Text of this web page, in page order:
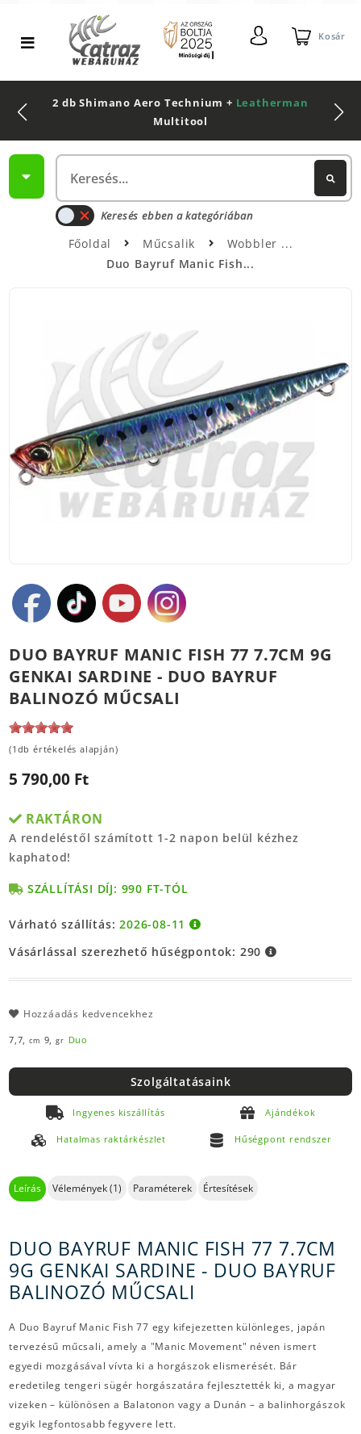
Kosár
2 db Shimano Aero Technium + Leatherman
Multitool
Keresés ebben a kategóriában
Főoldal Műcsalik
Wobbler
Duo Bayruf Manic Fish...
DUO BAYRUF MANIC FISH 77 7.7CM 9G
GENKAI SARDINE - DUO BAYRUF
BALINOZÓ MŰCSALI
(1db értékelés alapján)
5 790,00 Ft
RAKTÁRON
A rendeléstől számított 1-2 napon belül kézhez
kaphatod!
SZÁLLÍTÁSI DÍJ: 990 FT-TÓL
Várható szállítás:2026-08-11
Vásárlással szerezhető hűségpontok: 290
Hozzáadás kedvencekhez
7,7, cm 9,gr Duo
Szolgáltatásaink
Ingyenes kiszállítás Ajándékok
Hatalmas raktárkészlet Hűségpont rendszer
Leírás Vélemények (1) Paraméterek Értesítések
DUO BAYRUF MANIC FISH 77 7.7CM
9G GENKAI SARDINE - DUO BAYRUF
BALINOZÓ MŰCSALI
A Duo Bayruf Manic Fish 77 egy kifejezetten különleges, japán
tervezésű műcsali, amely a "Manic Movement" néven ismert
egyedi mozgásával vívta ki a horgászok elismerését. Bár
eredetileg tengeri sügér horgászatára fejlesztették ki, a magyar
vizeken – különösen a Balatonon vagy a Dunán – a balinhorgászok
egyik legfontosabb fegyvere lett.